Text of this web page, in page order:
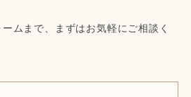
ムまで、まずはお気軽にご相談く